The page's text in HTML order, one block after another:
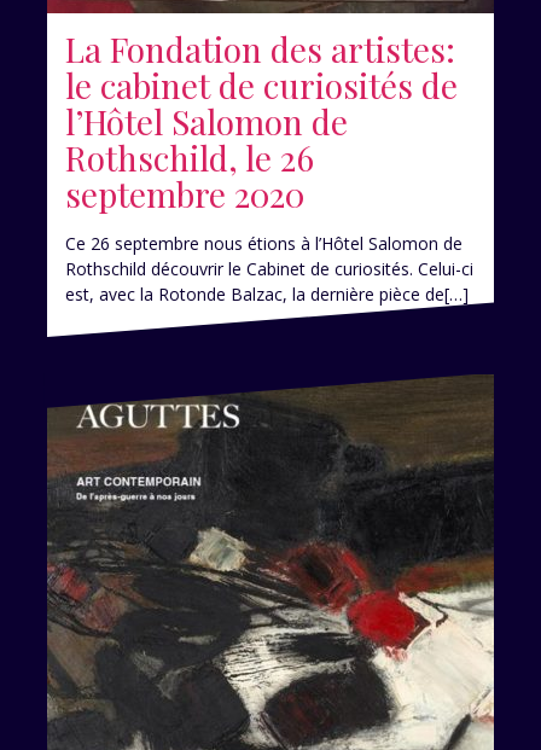
La Fondation des artistes:
le cabinet de curiosités de
l’Hôtel Salomon de
Rothschild, le 26
septembre 2020
Ce 26 septembre nous étions à l’Hôtel Salomon de
Rothschild découvrir le Cabinet de curiosités. Celui-ci
est, avec la Rotonde Balzac, la dernière pièce de[…]